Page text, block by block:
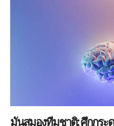
มันสมองทีมชาติ: ศึกกระ